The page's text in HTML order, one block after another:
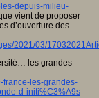
depuis-milieu-
vient de proposer
d’ouverture des
2021/03/
les grandes
france-les-grandes-
d-initi%C3%A9s